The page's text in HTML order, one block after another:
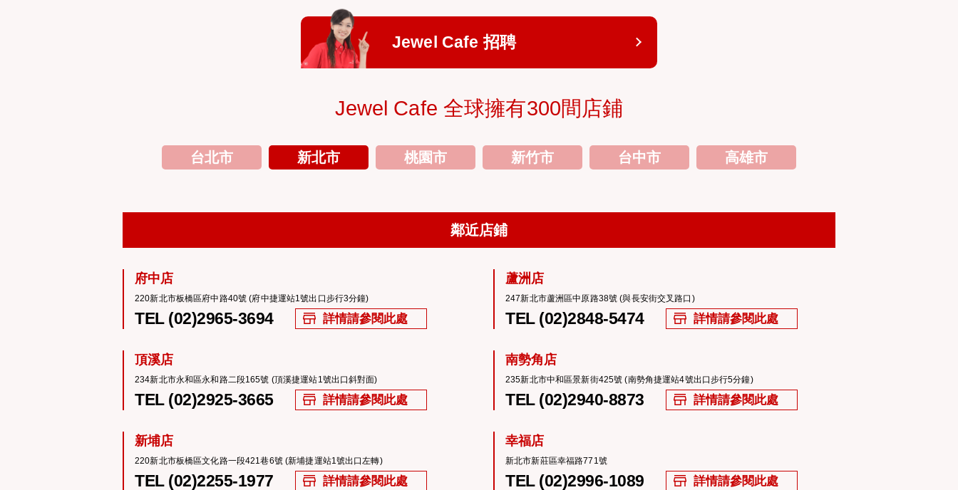
Jewel Cafe 招聘
Jewel Cafe 全球擁有300間店鋪
台北市 新北市 桃園市 新竹市 台中市 高雄市
鄰近店鋪
府中店
220新北市板橋區府中路40號 (府中捷運站1號出口步行3分鐘)
TEL (02)2965-3694 詳情請參閱此處
蘆洲店
247新北市蘆洲區中原路38號 (與長安街交叉路口)
TEL (02)2848-5474 詳情請參閱此處
頂溪店
234新北市永和區永和路二段165號 (頂溪捷運站1號出口斜對面)
TEL (02)2925-3665 詳情請參閱此處
南勢角店
235新北市中和區景新街425號 (南勢角捷運站4號出口步行5分鐘)
TEL (02)2940-8873 詳情請參閱此處
新埔店
220新北市板橋區文化路一段421巷6號 (新埔捷運站1號出口左轉)
TEL (02)2255-1977 詳情請參閱此處
幸福店
新北市新莊區幸福路771號
TEL (02)2996-1089 詳情請參閱此處